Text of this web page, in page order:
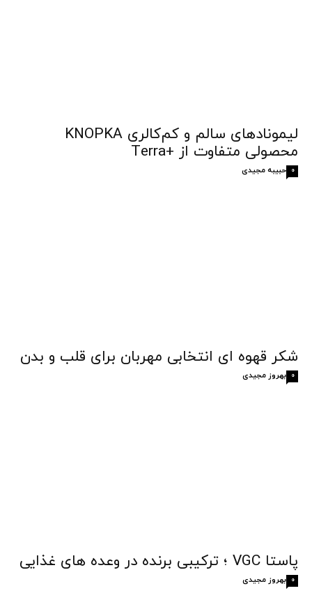
لیمونادهای سالم و کم‌کالری KNOPKA
محصولی متفاوت از +Terra
حبیبه مجیدی 0
شکر قهوه‌ ای انتخابی مهربان برای قلب و بدن
بهروز مجیدی 0
پاستا VGC ؛ ترکیبی برنده در وعده های غذایی
بهروز مجیدی 0